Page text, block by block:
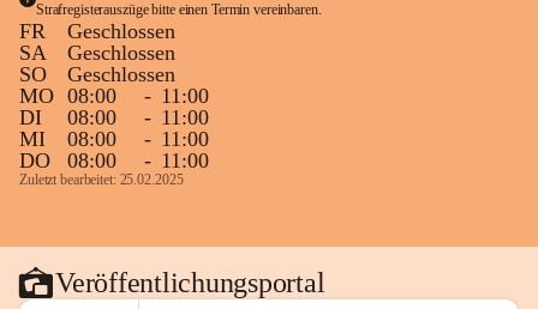
Strafregisterauszüge bitte einen Termin vereinbaren.
FR
Geschlossen
SA
Geschlossen
SO
Geschlossen
MO 08:00 - 11:00
DI
08:00 - 11:00
MI
08:00 - 11:00
DO
08:00 - 11:00
Zuletzt bearbeitet: 25.02.2025
Veröffentlichungsportal